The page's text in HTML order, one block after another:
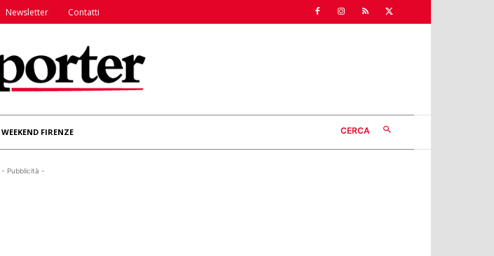
Newsletter Contatti
WEEKEND FIRENZE CERCA
- Pubblicità -